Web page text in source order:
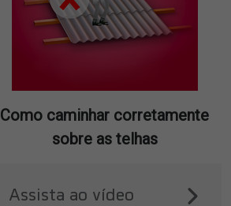
Como caminhar corretamente
sobre as telhas
Assista ao vídeo